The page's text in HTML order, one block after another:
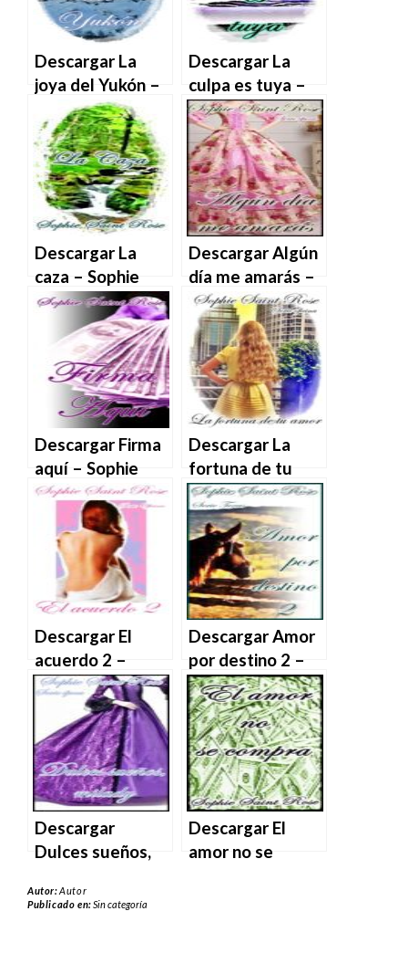
Descargar La
joya del Yukón –
Sophie Saint Rose
en EPUB | PDF |
MOBI
Descargar La
culpa es tuya –
Sophie Saint Rose
en EPUB | PDF |
MOBI
Descargar La
caza – Sophie
Saint Rose en
EPUB | PDF |
MOBI
Descargar Algún
día me amarás –
Sophie Saint Rose
en EPUB | PDF |
MOBI
Descargar Firma
aquí – Sophie
Saint Rose en
EPUB | PDF |
MOBI
Descargar La
fortuna de tu
amor – Sophie
Saint Rose en
EPUB | PDF |
MOBI
Descargar El
acuerdo 2 –
Sophie Saint Rose
en EPUB | PDF |
MOBI
Descargar Amor
por destino 2 –
Sophie Saint Rose
en EPUB | PDF |
MOBI
Descargar
Dulces sueños,
Saint Rose en
Descargar El
amor no se
Autor:Autor
Publicado en:Sin categoría